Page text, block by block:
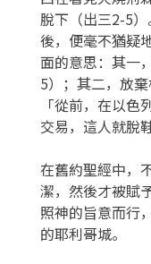
脫下（出三2-5
後，便毫不猶疑
面的意思：其一
5）；其二，放
「從前，在以
交易，這人就脫
在舊約聖經中，
潔，然後才被賦
照神的旨意而行
的耶利哥城。